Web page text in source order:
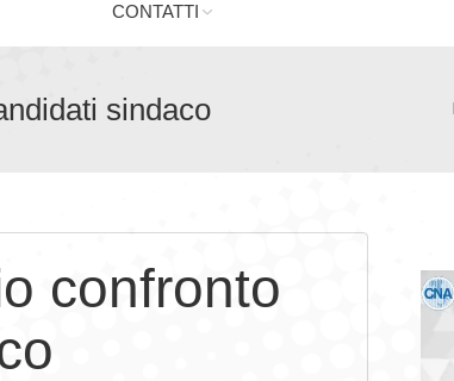
CONTATTI
sindaco
confronto